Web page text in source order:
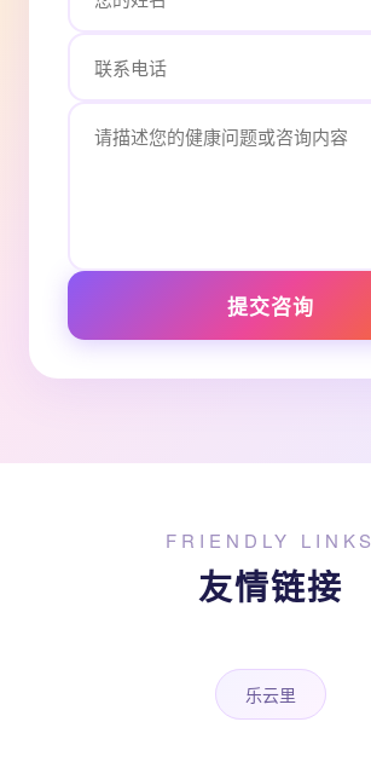
提交咨询
FRIENDLY LINKS
友情链接
乐云里